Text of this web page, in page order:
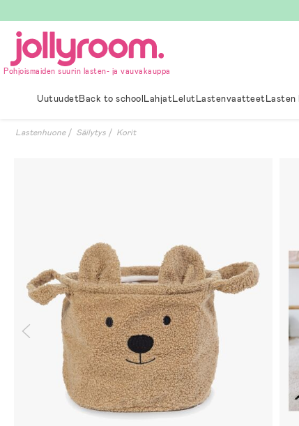
till
innehållet
Pohjoismaiden suurin lasten- ja vauvakauppa
UutuudetBack to schoolLahjatLelutLastenvaatteetLasten
Lastenhuone Säilytys Korit